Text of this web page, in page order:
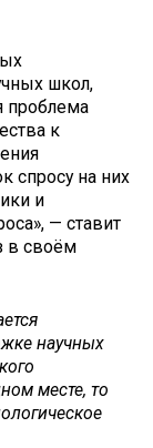
школ,
проблема
к
спросу на них
и
— ставит
в своём
научных
месте, то